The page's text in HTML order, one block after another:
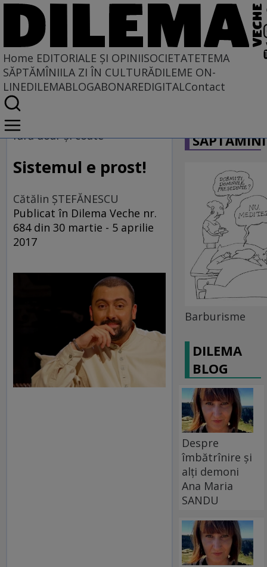
Home EDITORIALE ȘI OPINIISOCIETATETEMA
SĂPTĂMÎNIILA ZI ÎN CULTURĂDILEME ON-
LINEDILEMABLOGABONAREDIGITALContact
Home
EDITORIALE ȘI OPINII
TÎLC SHOW
fără doar şi coate
Sistemul e prost!
Cătălin ŞTEFĂNESCU
Publicat în Dilema Veche nr.
684 din 30 martie - 5 aprilie
2017
Barburisme
DILEMA
BLOG
Despre
îmbătrînire și
alți demoni
Ana Maria
SANDU